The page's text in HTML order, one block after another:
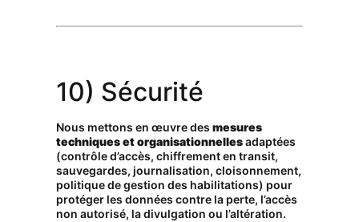
10) Sécurité
Nous mettons en œuvre desmesures
techniques et organisationnellesadaptées
(contrôle d’accès, chiffrement en transit,
sauvegardes, journalisation, cloisonnement,
politique de gestion des habilitations) pour
protéger les données contre la perte, l’accès
non autorisé, la divulgation ou l’altération.